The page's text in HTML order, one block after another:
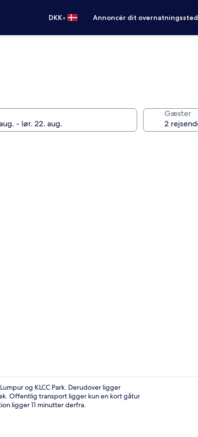
DKK• Annoncér dit overnatningssted
Gæster
og KLCC Park. Derudover ligger
Offentlig transport ligger kun en kort gåtur
ligger 11 minutter derfra.